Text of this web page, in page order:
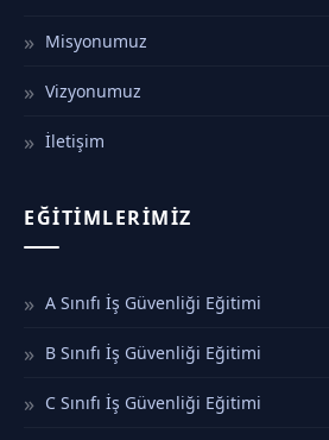
Misyonumuz
Vizyonumuz
İletişim
EĞITIMLERIMIZ
A Sınıfı İş Güvenliği Eğitimi
B Sınıfı İş Güvenliği Eğitimi
C Sınıfı İş Güvenliği Eğitimi